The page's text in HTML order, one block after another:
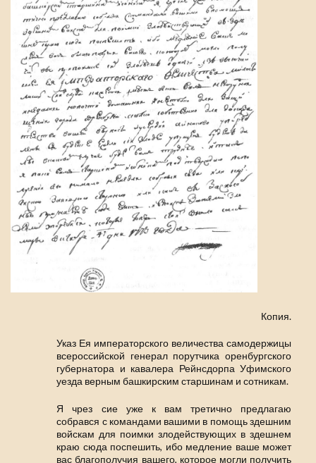
Копия.
Указ Ея императорского величества самодержицы
всероссийской генерал порутчика оренбургского
губернатора и кавалера Рейнсдорпа Уфимского
уезда верным башкирским старшинам и сотникам.
Я чрез сие уже к вам третично предлагаю
собрався с командами вашими в помощь здешним
войскам для поимки злодействующих в здешнем
краю сюда поспешить, ибо медление ваше может
вас благополучия вашего, которое могли получить